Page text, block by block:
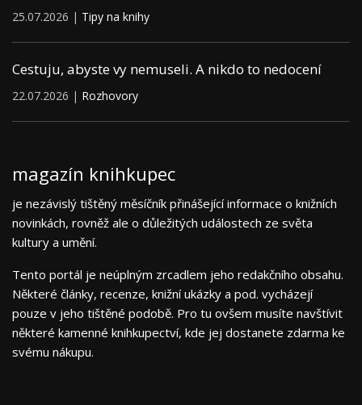
25.07.2026 | Tipy na knihy
Cestuju, abyste vy nemuseli. A nikdo to nedocení
22.07.2026 | Rozhovory
magazín knihkupec
je nezávislý tištěný měsíčník přinášející informace o knižních
novinkách, rovněž ale o důležitých událostech ze světa
kultury a umění.
Tento portál je neúplným zrcadlem jeho redakčního obsahu.
Některé články, recenze, knižní ukázky a pod. vycházejí
pouze v jeho tištěné podobě. Pro tu ovšem musíte navštívit
některé kamenné knihkupectví, kde jej dostanete zdarma ke
svému nákupu.